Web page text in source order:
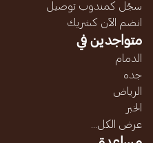
سجّل كمندوب توصيل
انضم الآن كشريك
متواجدين في
الدمام
جده
الرياض
الخبر
عرض الكل...